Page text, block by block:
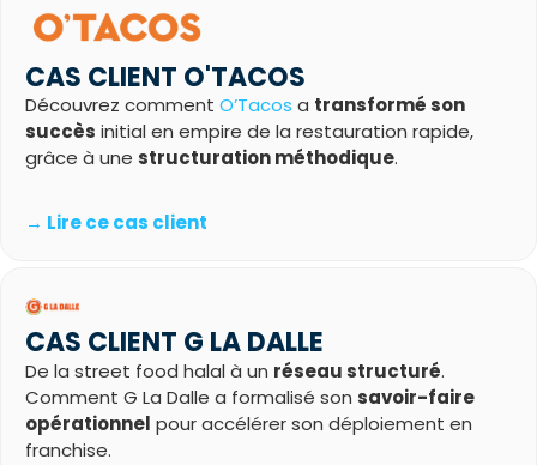
CAS CLIENT O'TACOS
Découvrez comment O’Tacos a transformé son
succès initial en empire de la restauration rapide,
grâce à une structuration méthodique.
→ Lire ce cas client
CAS CLIENT G LA DALLE
De la street food halal à un réseau structuré.
Comment G La Dalle a formalisé son savoir-faire
opérationnel pour accélérer son déploiement en
franchise.